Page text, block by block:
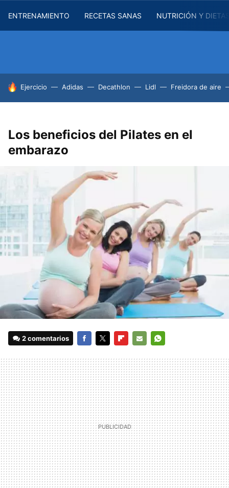
ENTRENAMIENTO RECETAS SANAS NUTRICIÓN Y
HOY SE HABLA DE
Ejercicio Adidas Decathlon Lidl Freidora de aire
Los beneficios del Pilates en el
embarazo
2 comentarios
MAIL